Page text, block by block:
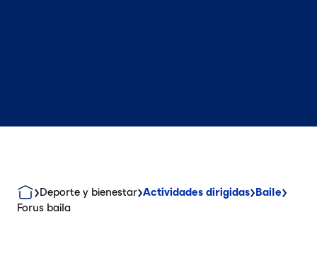
Deporte y bienestar Actividades dirigidas Baile
Forus baila